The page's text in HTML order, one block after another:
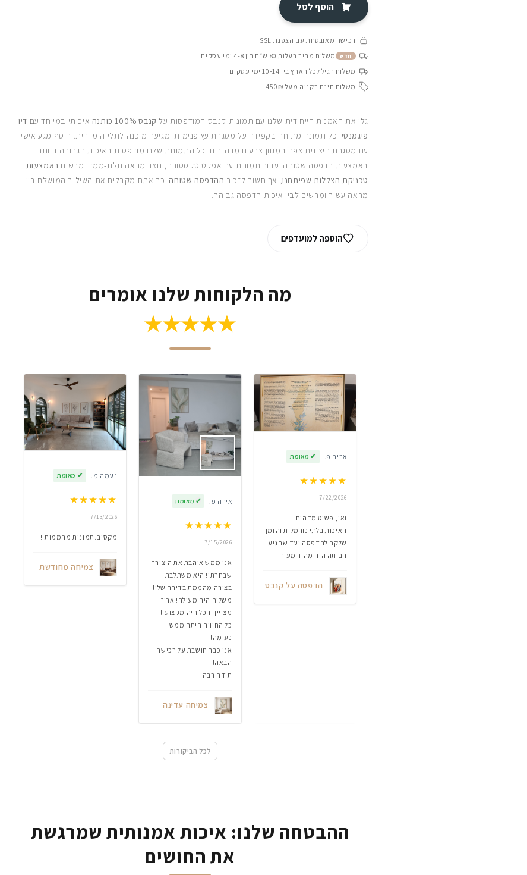
הוסף לסל
רכישה מאובטחת עם הצפנת SSL
חדש משלוח מהיר בעלות 80 ש״ח בין 4-8 ימי עסקים
משלוח רגיל לכל הארץ בין 10-14 ימי עסקים
משלוח חינם בקניה מעל 450₪
גלו את האמנות הייחודית שלנו עם תמונות קנבס המודפסות על קנבס 100% כותנה איכותי במיוחד עם דיו
פיגמנטי. כל תמונה מתוחה בקפידה על מסגרת עץ פנימית ומגיעה מוכנה לתלייה מיידית. הוסף מגע אישי
עם מסגרת חיצונית צפה במגוון צבעים מרהיבים. כל התמונות שלנו מודפסות באיכות הגבוהה ביותר
באמצעות הדפסה שטוחה. עבור תמונות עם אפקט טקסטורה, נוצר מראה תלת-ממדי מרשים באמצעות
טכניקת הצללות שפיתחנו, אך חשוב לזכור ההדפסה שטוחה. כך אתם מקבלים את השילוב המושלם בין
מראה עשיר ומרשים לבין איכות הדפסה גבוהה.
הוספה למועדפים
מה הלקוחות שלנו אומרים
★★★★★
אריה פ. ✔ מאומת
★★★★★
7/22/2026
ואו, פשוט מדהים
האיכות בלתי נורמלית והזמן
שלקח להדפסה ועד שהגיע
הביתה היה מהיר מעוד
הדפסה על קנבס
אירה פ. ✔ מאומת
★★★★★
7/15/2026
אני ממש אוהבת את היצירה
שבחרתי! היא משתלבת
בצורה מהממת בדירה שלי!
משלוח היה מעולה! ארוז
מצויין! הכל היה מקצועי!
כל החוויה היתה ממש
נעימה!
אני כבר חושבת על רכישה
הבאה!
תודה רבה
צמיחה עדינה
נעמה מ. ✔ מאומת
★★★★★
7/13/2026
מקסים.תמונות מהממות!!
צמיחה מחודשת
לכל הביקורות
ההבטחה שלנו: איכות אמנותית שמרגשת
את החושים